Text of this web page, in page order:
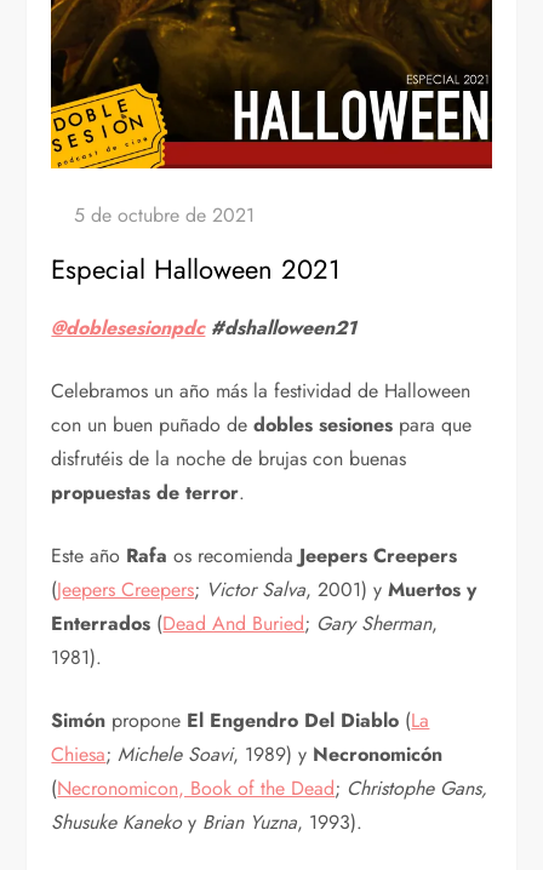
Especial Halloween 2021
@doblesesionpdc#dshalloween21
Celebramos un año más la festividad de Halloween
con un buen puñado dedobles sesiones para que
disfrutéis de la noche de brujas con buenas
propuestas de terror.
Este año Rafa os recomienda Jeepers Creepers
(Jeepers Creepers; Victor Salva, 2001) yMuertos y
Enterrados (Dead And Buried; Gary Sherman,
1981).
Simón propone El Engendro Del Diablo (La
Chiesa;Michele Soavi, 1989) y Necronomicón
(Necronomicon, Book of the Dead; Christophe Gans,
Shusuke Kanekoy Brian Yuzna, 1993).